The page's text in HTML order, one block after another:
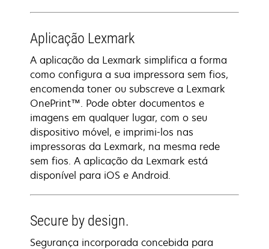
Aplicação Lexmark
A aplicação da Lexmark simplifica a forma
como configura a sua impressora sem fios,
encomenda toner ou subscreve a Lexmark
OnePrint™. Pode obter documentos e
imagens em qualquer lugar, com o seu
dispositivo móvel, e imprimi-los nas
impressoras da Lexmark, na mesma rede
sem fios. A aplicação da Lexmark está
disponível para iOS e Android.
Secure by design.
Segurança incorporada concebida para